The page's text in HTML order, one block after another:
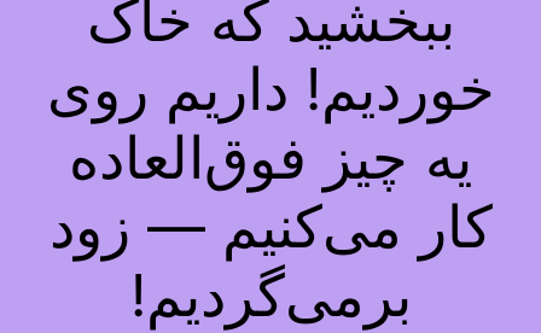
ببخشید که خاک
خوردیم! داریم روی
یه چیز فوق‌العاده
کار می‌کنیم — زود
برمی‌گردیم!